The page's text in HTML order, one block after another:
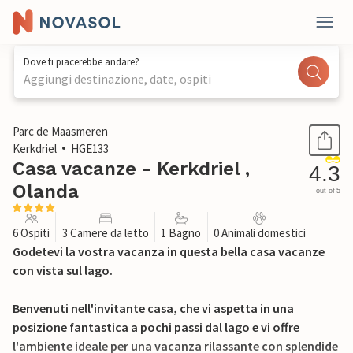
Dove ti piacerebbe andare?
Aggiungi destinazione, date, ospiti
1 / 31
Parc de Maasmeren
Kerkdriel
HGE133
Casa vacanze - Kerkdriel ,
Olanda
4.3
out of 5
6 Ospiti 3 Camere da letto 1 Bagno 0 Animali domestici
Godetevi la vostra vacanza in questa bella casa vacanze
con vista sul lago.
Benvenuti nell'invitante casa, che vi aspetta in una
posizione fantastica a pochi passi dal lago e vi offre
l'ambiente ideale per una vacanza rilassante con splendide